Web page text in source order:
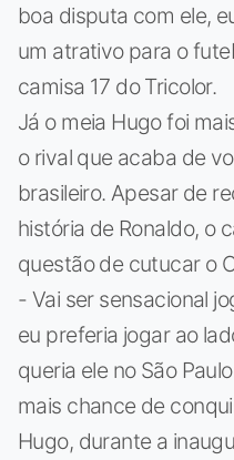
boa disputa com ele,
um atrativo para o
camisa 17 do Tricolor.
Já o meia Hugo foi
o rival que acaba de
brasileiro. Apesar de
história de Ronaldo, o
questão de cutucar o
- Vai ser sensacional
eu preferia jogar ao
queria ele no São
mais chance de
Hugo, durante a